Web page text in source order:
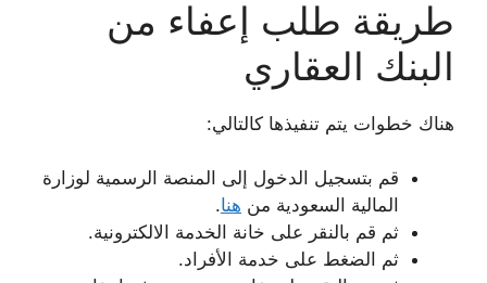
طريقة طلب إعفاء من
البنك العقاري
هناك خطوات يتم تنفيذها كالتالي:
قم بتسجيل الدخول إلى المنصة الرسمية لوزارة
المالية السعودية من هنا.
ثم قم بالنقر على خانة الخدمة الالكترونية.
ثم الضغط على خدمة الأفراد.